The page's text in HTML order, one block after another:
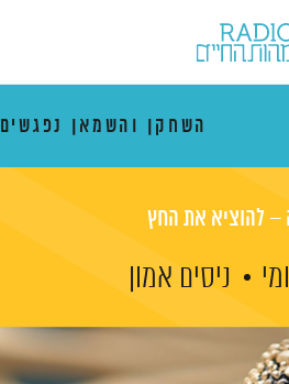
השחקן והשמאן נפגשים
– להוציא את החץ
ניסים אמון